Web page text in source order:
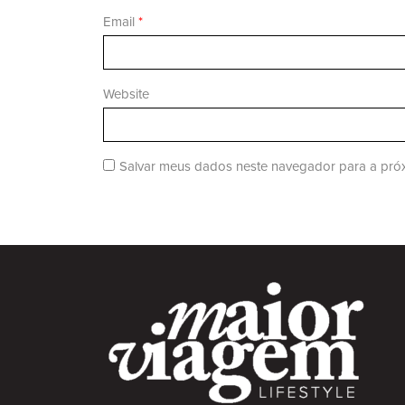
Email *
Website
Salvar meus dados neste navegador para a